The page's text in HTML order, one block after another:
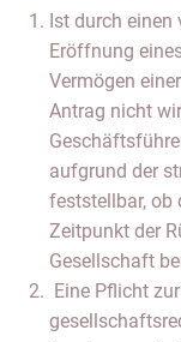
Ist durch einen
Eröffnung
Vermögen
Antrag nicht
aufgrund der
feststellbar, ob
Zeitpunkt der
Gesellschaft
Eine Pflicht